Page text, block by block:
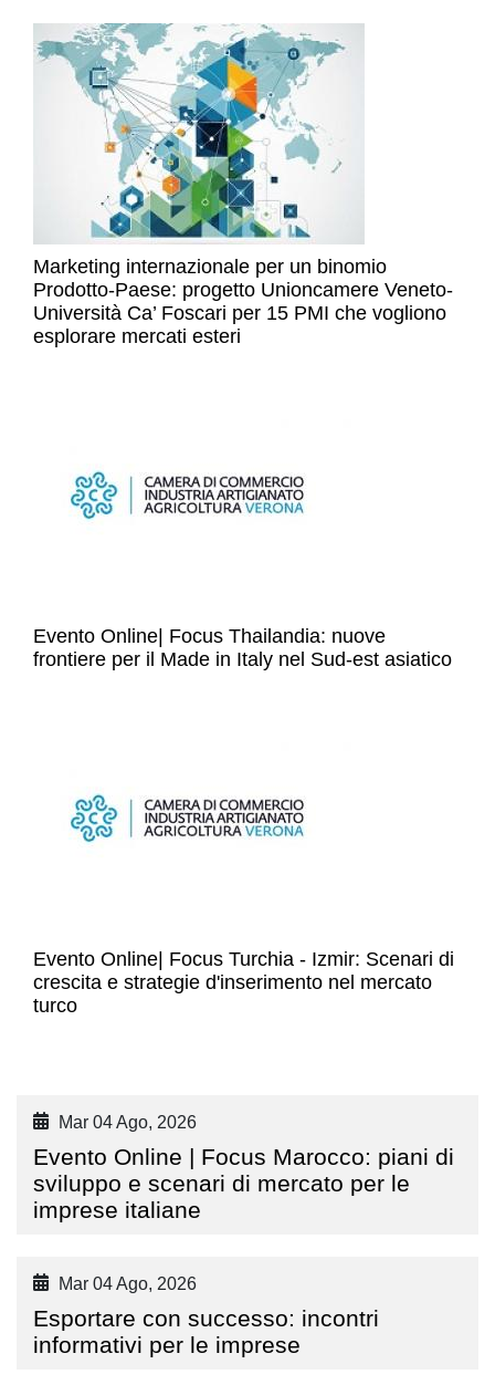
Marketing internazionale per un binomio
Prodotto-Paese: progetto Unioncamere Veneto-
Università Ca’ Foscari per 15 PMI che vogliono
esplorare mercati esteri
Evento Online| Focus Thailandia: nuove
frontiere per il Made in Italy nel Sud-est asiatico
Evento Online| Focus Turchia - Izmir: Scenari di
crescita e strategie d'inserimento nel mercato
turco
Mar 04 Ago, 2026
Evento Online | Focus Marocco: piani di
sviluppo e scenari di mercato per le
imprese italiane
Mar 04 Ago, 2026
Esportare con successo: incontri
informativi per le imprese